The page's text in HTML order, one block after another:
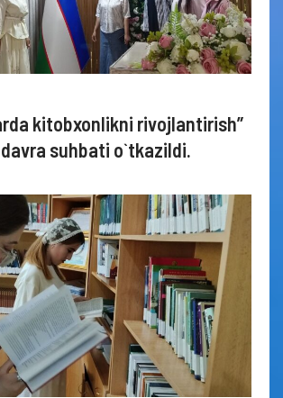
kitobxonlikni rivojlantirish”
suhbati o`tkazildi.